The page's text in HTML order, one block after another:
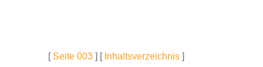
[ Seite 003 ] [ Inhaltsverzeichnis ]